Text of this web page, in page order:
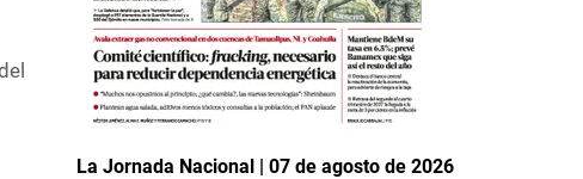
La Jornada Nacional | 07 de agosto de 2026